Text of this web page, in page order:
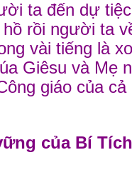
ta đến dự
hồ rồi người ta
vài tiếng là
Giêsu và Mẹ
giáo của
của Bí